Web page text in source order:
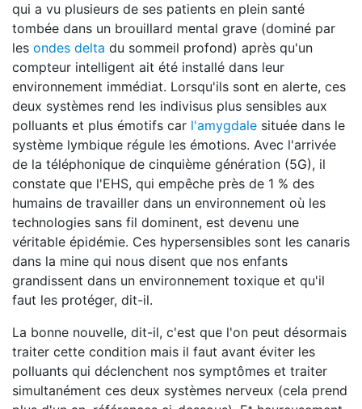
qui a vu plusieurs de ses patients en plein santé
tombée dans un brouillard mental grave (dominé par
les ondes delta du sommeil profond) après qu'un
compteur intelligent ait été installé dans leur
environnement immédiat. Lorsqu'ils sont en alerte, ces
deux systèmes rend les indivisus plus sensibles aux
polluants et plus émotifs car l'amygdale située dans le
système lymbique régule les émotions. Avec l'arrivée
de la téléphonique de cinquième génération (5G), il
constate que l'EHS, qui empêche près de 1 % des
humains de travailler dans un environnement où les
technologies sans fil dominent, est devenu une
véritable épidémie. Ces hypersensibles sont les canaris
dans la mine qui nous disent que nos enfants
grandissent dans un environnement toxique et qu'il
faut les protéger, dit-il.
La bonne nouvelle, dit-il, c'est que l'on peut désormais
traiter cette condition mais il faut avant éviter les
polluants qui déclenchent nos symptômes et traiter
simultanément ces deux systèmes nerveux (cela prend